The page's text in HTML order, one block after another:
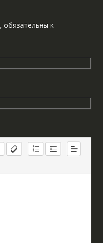
, обязательны к